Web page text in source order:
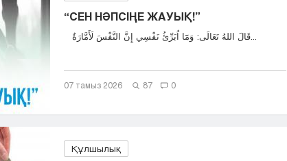
“СЕН НӘПСІҢЕ ЖАУЫҚ!”
قَالَ اللهُ تَعَالَى: وَمَٓا اُبَرِّئُ نَفْسِي إِنَّ النَّفْسَ لَأَمَّارَةٌ...
07 тамыз 2026 87 0
Құлшылық